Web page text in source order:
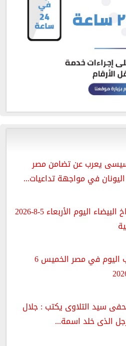
يعرب عن تضامن مصر
في مواجهة تداعيات...
أسعار الفراخ البيضاء اليوم الأربعاء 5-8-2026
سعر الذهب اليوم في مصر الخميس 6
سيد التلاوى يكتب : جلال
الذى خلد اسمة...